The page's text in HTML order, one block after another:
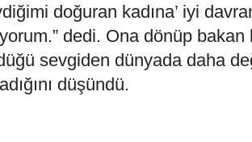
doğuran kadına’ iyi
dedi. Ona dönüp bakan
sevgiden dünyada daha
düşündü.